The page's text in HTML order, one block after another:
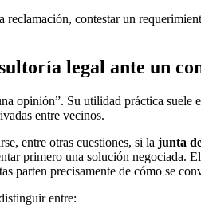
reclamación, contestar un
legal ante un
opinión”. Su utilidad práctica suele
entre vecinos.
entre otras cuestiones, si la junta
primero una solución negociada. El
parten precisamente de cómo se
entre: